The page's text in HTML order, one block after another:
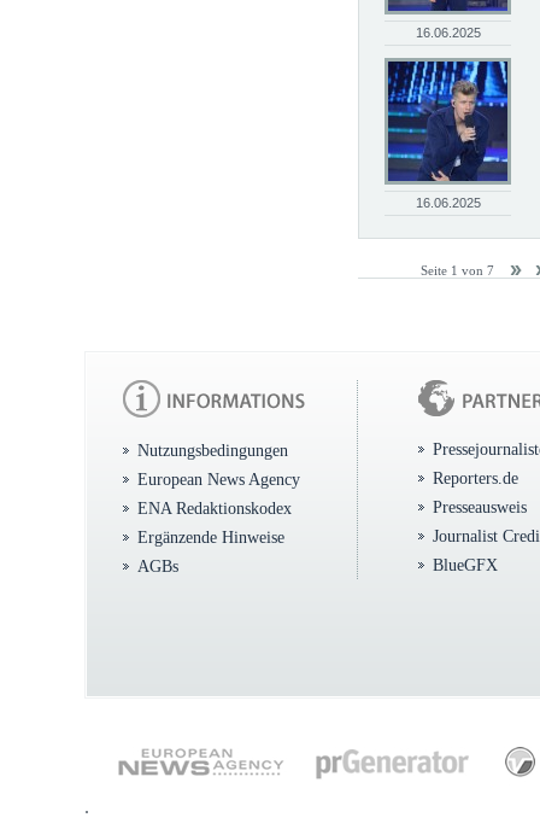
16.06.2025
16.06.2025
Seite 1 von 7
Nutzungsbedingungen
European News Agency
ENA Redaktionskodex
Ergänzende Hinweise
AGBs
Reporters.de
Presseausweis
Journalist
BlueGFX
.